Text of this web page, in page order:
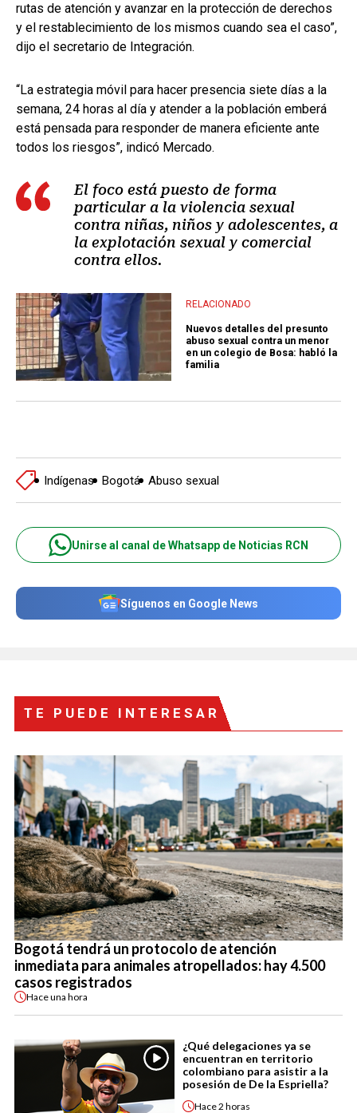
rutas de atención y avanzar en la protección de derechos
y el restablecimiento de los mismos cuando sea el caso”,
dijo el secretario de Integración.
“La estrategia móvil para hacer presencia siete días a la
semana, 24 horas al día y atender a la población emberá
está pensada para responder de manera eficiente ante
todos los riesgos”, indicó Mercado.
El foco está puesto de forma
particular a la violencia sexual
contra niñas, niños y adolescentes, a
la explotación sexual y comercial
contra ellos.
RELACIONADO
Nuevos detalles del presunto
abuso sexual contra un menor
en un colegio de Bosa: habló la
familia
Indígenas Bogotá Abuso sexual
Unirse al canal de Whatsapp de Noticias RCN
Síguenos en Google News
TE PUEDE INTERESAR
Bogotá tendrá un protocolo de atención
inmediata para animales atropellados: hay 4.500
casos registrados
Haceuna hora
¿Qué delegaciones ya se
encuentran en territorio
colombiano para asistir a la
posesión de De la Espriella?
Hace2 horas